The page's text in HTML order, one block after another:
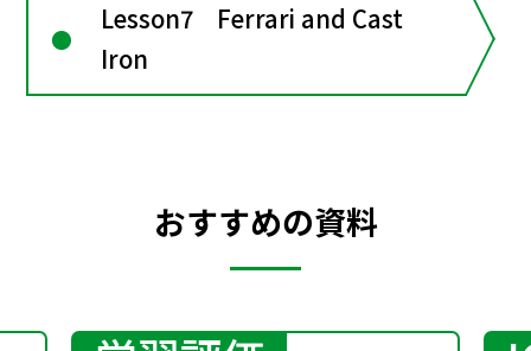
Lesson7 Ferrari and Cast
Iron
おすすめの資料